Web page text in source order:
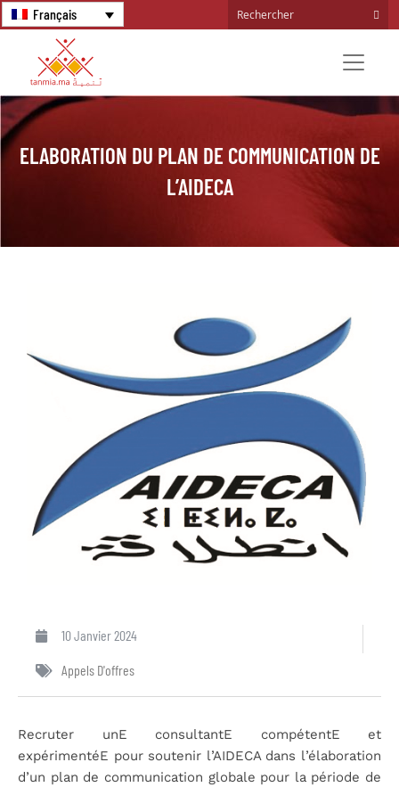
Français
ELABORATION DU PLAN DE COMMUNICATION DE
L’AIDECA
10 Janvier 2024
Appels D'offres
Recruter unE consultantE compétentE et
expérimentéE pour soutenir l’AIDECA dans l’élaboration
d’un plan de communication globale pour la période de